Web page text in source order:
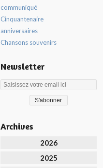
communiqué
Cinquantenaire
anniversaires
Chansons souvenirs
Newsletter
Archives
2026
2025